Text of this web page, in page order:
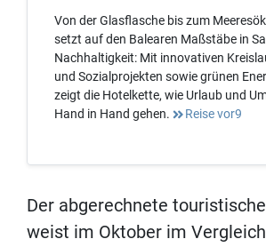
Von der Glasflasche bis zum
setzt auf den Balearen Maßstäbe in
Nachhaltigkeit: Mit innovativen
und Sozialprojekten sowie grünen
zeigt die Hotelkette, wie Urlaub und
Hand in Hand gehen.
Reise vor9
Der abgerechnete
weist im Oktober im